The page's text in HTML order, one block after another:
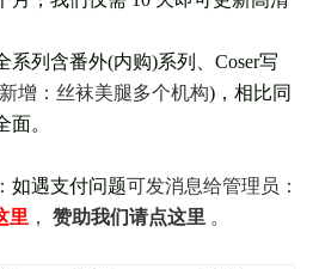
系列含番外(内购)系列、Coser写
新增：丝袜美腿多个机构)，相比同
。
如遇支付问题可发消息给管理员：
里 ， 赞助我们请点这里 。